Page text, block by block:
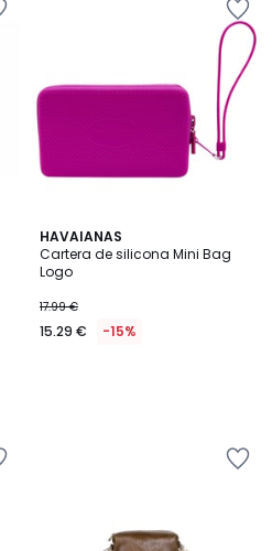
HAVAIANAS
Cartera de silicona Mini Bag
Logo
17.99 €
15.29 € -15%